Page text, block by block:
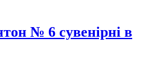
№ 6 сувенірні в